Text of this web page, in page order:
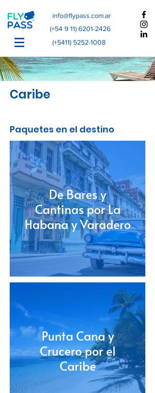
info@flypass.com.ar
(+54 9 11) 6201-2426
(+5411) 5252-1008
Caribe
De Bares y
Cantinas por La
Habana y Varadero
Punta Cana y
Crucero por el
Caribe
Paquetes en el destino